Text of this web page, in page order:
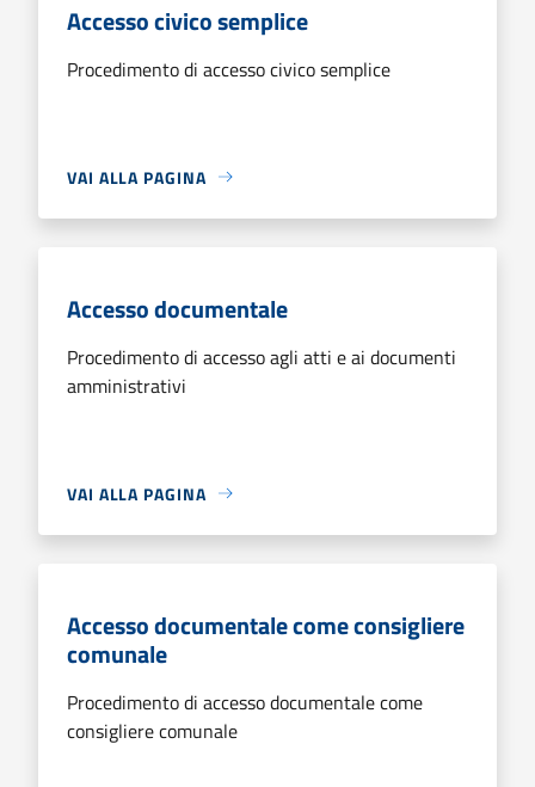
Accesso civico semplice
Procedimento di accesso civico semplice
VAI ALLA PAGINA
Accesso documentale
Procedimento di accesso agli atti e ai documenti
amministrativi
VAI ALLA PAGINA
Accesso documentale come consigliere
comunale
Procedimento di accesso documentale come
consigliere comunale